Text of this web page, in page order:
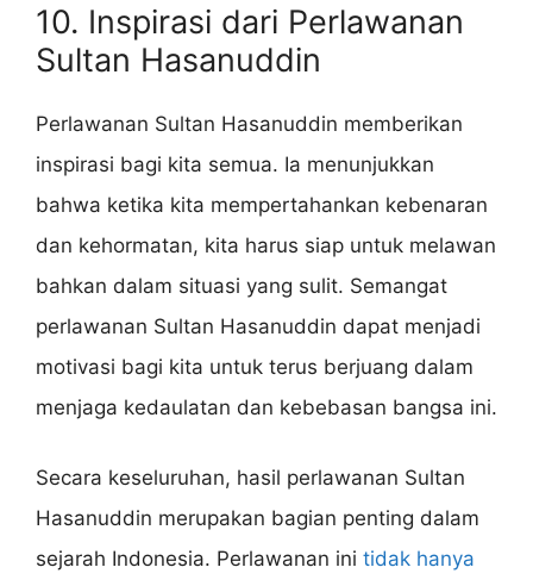
10. Inspirasi dari Perlawanan
Sultan Hasanuddin
Perlawanan Sultan Hasanuddin memberikan
inspirasi bagi kita semua. Ia menunjukkan
bahwa ketika kita mempertahankan kebenaran
dan kehormatan, kita harus siap untuk melawan
bahkan dalam situasi yang sulit. Semangat
perlawanan Sultan Hasanuddin dapat menjadi
motivasi bagi kita untuk terus berjuang dalam
menjaga kedaulatan dan kebebasan bangsa ini.
Secara keseluruhan, hasil perlawanan Sultan
Hasanuddin merupakan bagian penting dalam
sejarah Indonesia. Perlawanan ini tidak hanya